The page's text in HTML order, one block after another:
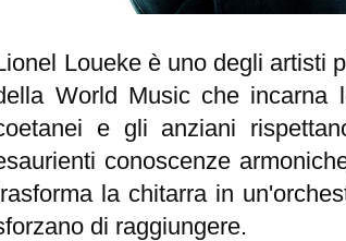
Loueke è uno degli artisti
World Music che
e gli anziani
conoscenze
la chitarra in
di raggiungere.